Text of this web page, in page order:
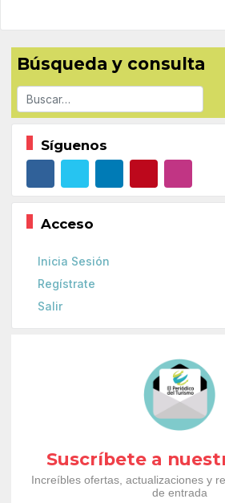
Búsqueda y consulta
Buscar
Síguenos
Acceso
Inicia Sesión
Regístrate
Salir
Suscríbete a
Increíbles ofertas, actualizaciones y
de entrada